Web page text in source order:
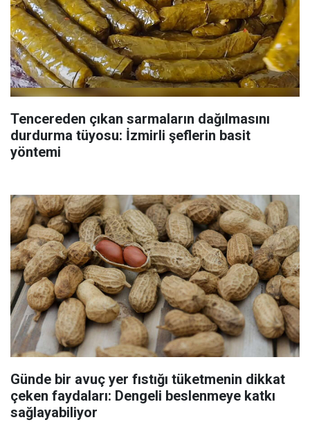
Tencereden çıkan sarmaların dağılmasını
durdurma tüyosu: İzmirli şeflerin basit
yöntemi
Günde bir avuç yer fıstığı tüketmenin dikkat
çeken faydaları: Dengeli beslenmeye katkı
sağlayabiliyor